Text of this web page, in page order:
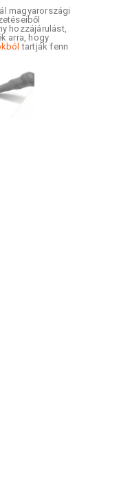
magyarországi
hozzájárulást,
arra, hogy
tartják fenn